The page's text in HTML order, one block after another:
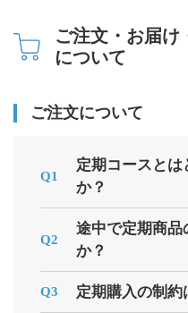
ご注文・お届け
について
ご注文について
Q1
定期コースと
か？
Q2
途中で定期商品
か？
Q3 定期購入の制約